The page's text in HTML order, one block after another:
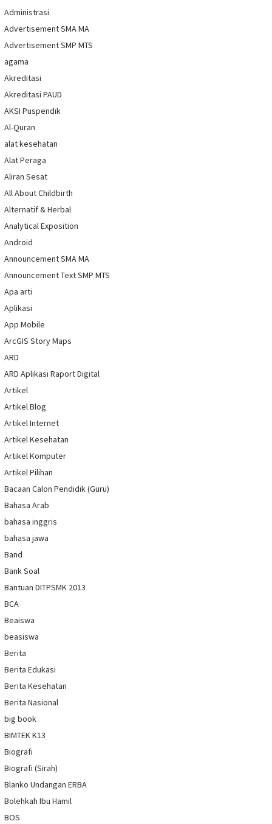
Administrasi
Advertisement SMA MA
Advertisement SMP MTS
agama
Akreditasi
Akreditasi PAUD
AKSI Puspendik
Al-Quran
alat kesehatan
Alat Peraga
Aliran Sesat
All About Childbirth
Alternatif & Herbal
Analytical Exposition
Android
Announcement SMA MA
Announcement Text SMP MTS
Apa arti
Aplikasi
App Mobile
ArcGIS Story Maps
ARD
ARD Aplikasi Raport Digital
Artikel
Artikel Blog
Artikel Internet
Artikel Kesehatan
Artikel Komputer
Artikel Pilihan
Bacaan Calon Pendidik (Guru)
Bahasa Arab
bahasa inggris
bahasa jawa
Band
Bank Soal
Bantuan DITPSMK 2013
BCA
Beaiswa
beasiswa
Berita
Berita Edukasi
Berita Kesehatan
Berita Nasional
big book
BIMTEK K13
Biografi
Biografi (Sirah)
Blanko Undangan ERBA
Bolehkah Ibu Hamil
BOS